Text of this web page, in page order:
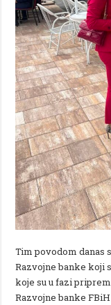
Tim povodom danas
Razvojne banke koji
koje su u fazi
Razvojne banke FBiH